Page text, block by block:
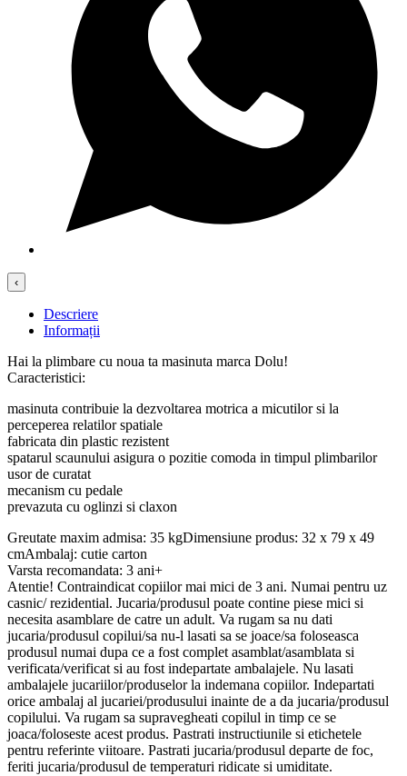
‹
Descriere
Informații
Hai la plimbare cu noua ta masinuta marca Dolu!
Caracteristici:
masinuta contribuie la dezvoltarea motrica a micutilor si la
perceperea relatilor spatiale
fabricata din plastic rezistent
spatarul scaunului asigura o pozitie comoda in timpul plimbarilor
usor de curatat
mecanism cu pedale
prevazuta cu oglinzi si claxon
Greutate maxim admisa: 35 kgDimensiune produs: 32 x 79 x 49
cmAmbalaj: cutie carton
Varsta recomandata: 3 ani+
Atentie! Contraindicat copiilor mai mici de 3 ani. Numai pentru uz
casnic/ rezidential. Jucaria/produsul poate contine piese mici si
necesita asamblare de catre un adult. Va rugam sa nu dati
jucaria/produsul copilui/sa nu-l lasati sa se joace/sa foloseasca
produsul numai dupa ce a fost complet asamblat/asamblata si
verificata/verificat si au fost indepartate ambalajele. Nu lasati
ambalajele jucariilor/produselor la indemana copiilor. Indepartati
orice ambalaj al jucariei/produsului inainte de a da jucaria/produsul
copilului. Va rugam sa supravegheati copilul in timp ce se
joaca/foloseste acest produs. Pastrati instructiunile si etichetele
pentru referinte viitoare. Pastrati jucaria/produsul departe de foc,
feriti jucaria/produsul de temperaturi ridicate si umiditate.